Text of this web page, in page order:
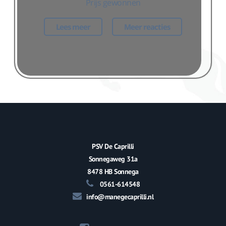
Prijs gewonnen
Lees meer Meer reacties
PSV De Caprilli
Sonnegaweg 31a
8478 HB Sonnega
0561-614548
info@manegecaprilli.nl